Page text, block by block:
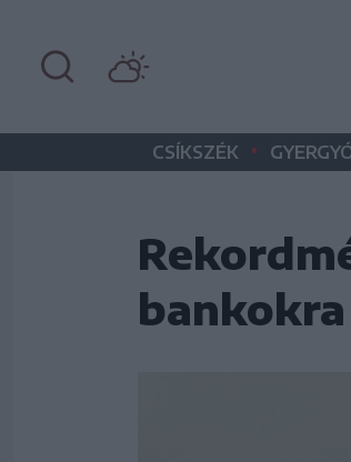
CSÍKSZÉK •